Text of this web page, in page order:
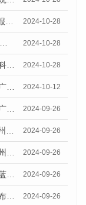
9月11日《南方都市报APP • 南都广州》报道我院与社会科学文献出版社联合发布了《广州蓝皮书：广州金融发展报告（2024）》的媒体文章 2024-10-28
9月11日《21财经》报道我院与社会科学文献出版社联合发布了《广州蓝皮书：广州金融发展报告（2024）》的媒体文章 2024-10-28
9月10日《中国发展网》报道我院与社会科学文献出版社联合发布了《广州蓝皮书：广州金融发展报告（2024）》的媒体文章 2024-10-28
9月10日《中国新闻网》报道我院发布《广州蓝皮书：广州金融发展报告(2024)》的媒体文章 2024-10-12
8月27日《中国科学网》报道我院发布《广州蓝皮书：广州创新型城市发展报告（2024）》的媒体文章 2024-09-26
8月27日《南方Plus》报道我院发布《广州蓝皮书：广州创新型城市发展报告（2024）》的媒体文章 2024-09-26
8月27日《信息时报》报道我院发布《广州蓝皮书：广州创新型城市发展报告（2024）》的媒体文章 2024-09-26
8月27日《南方网》报道我院发布《广州蓝皮书：广州创新型城市发展报告（2024）》的媒体文章 2024-09-26
8月27日《广州日报新花城》报道我院发布《广州蓝皮书：广州创新型城市发展报告（2024）》的媒体文章 2024-09-26